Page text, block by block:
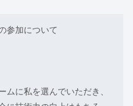
参加について
ムに私を選んでいただき、